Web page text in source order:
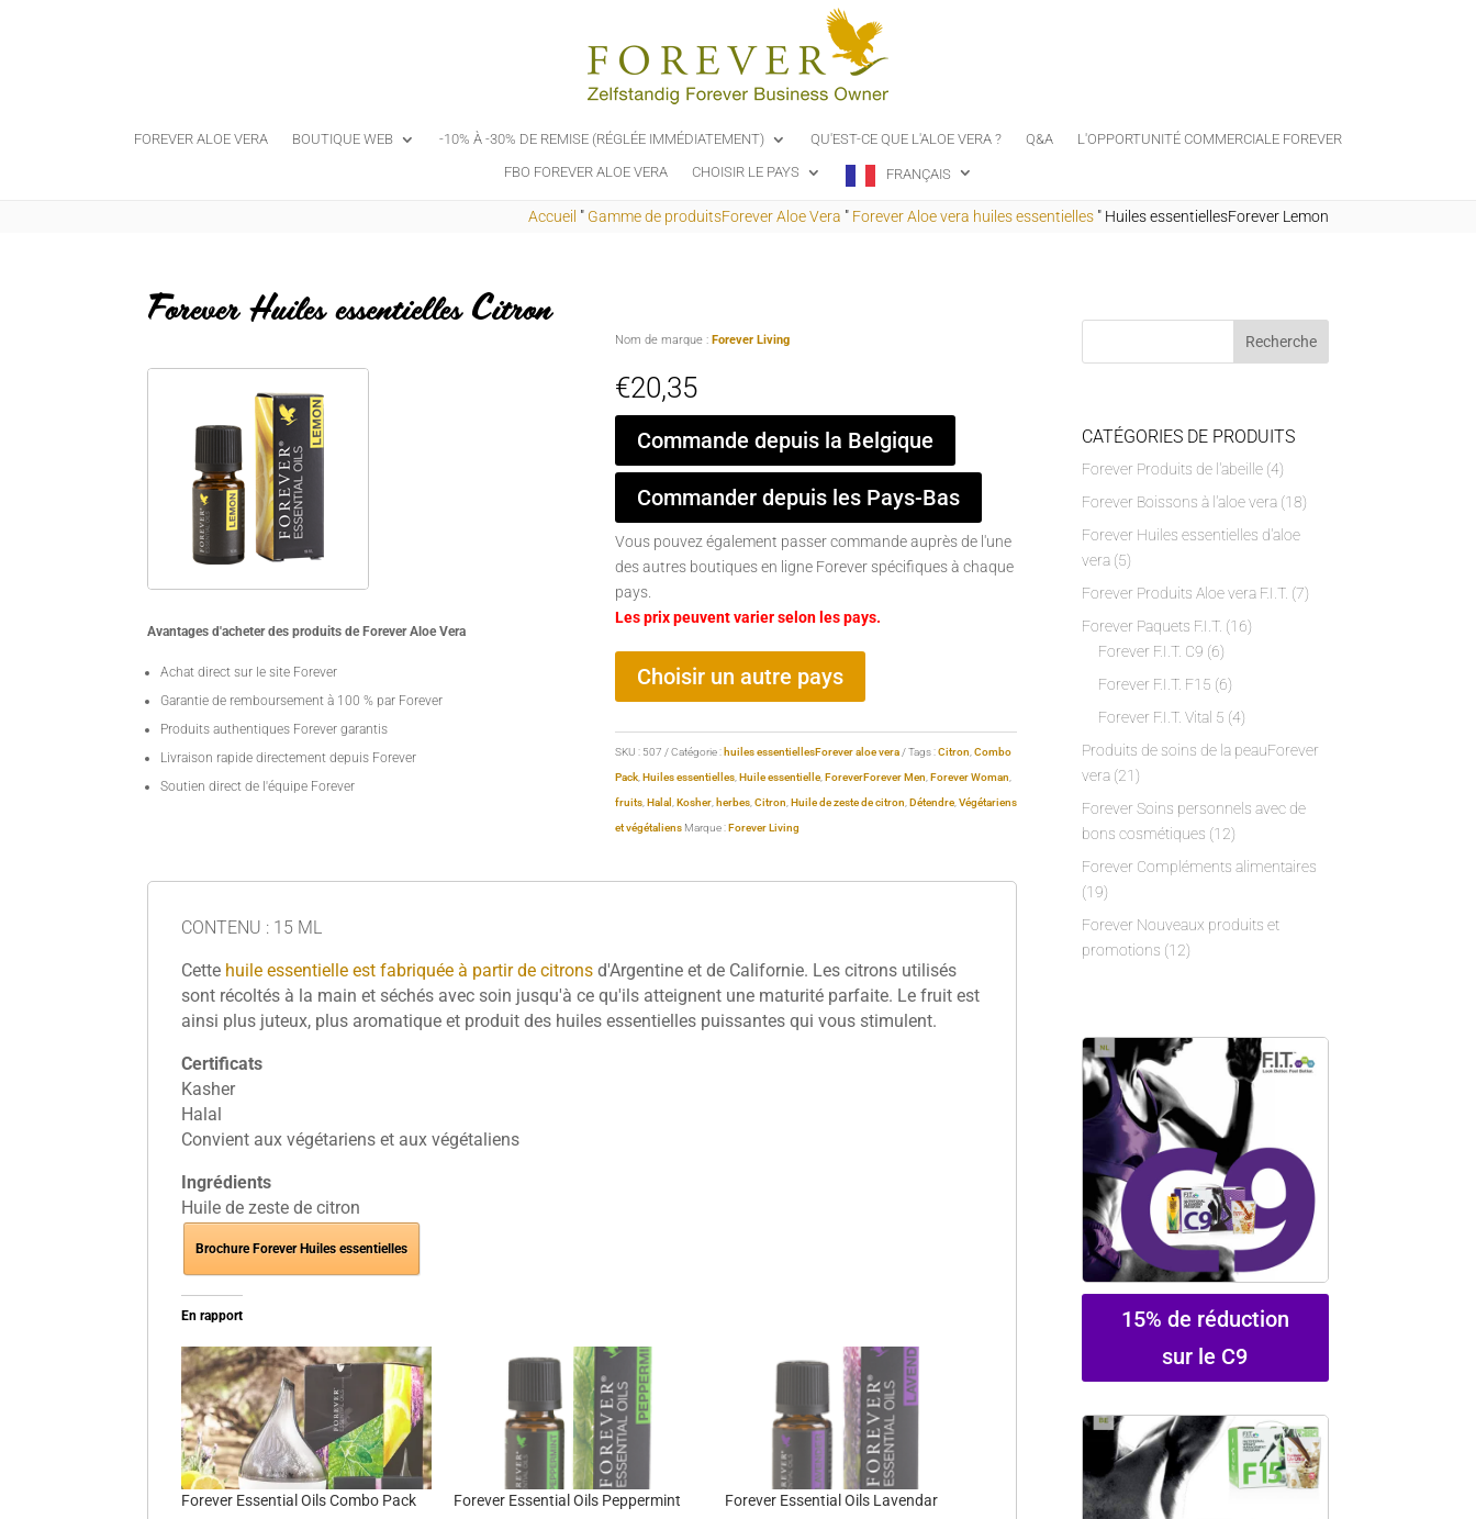
FOREVER ALOE VERA BOUTIQUE WEB -10% À -30% DE REMISE (RÉGLÉE IMMÉDIATEMENT) QU'EST-CE QUE L'ALOE VERA ? Q&A
L'OPPORTUNITÉ COMMERCIALE FOREVER
FBO FOREVER ALOE VERA
CHOISIR LE PAYS FRANÇAIS
Accueil " Gamme de produitsForever Aloe Vera " Forever Aloe vera huiles essentielles" Huiles essentiellesForever Lemon
Forever Huiles essentielles Citron
Avantages d'acheter des produits de Forever Aloe Vera
Achat direct sur le site Forever
Garantie de remboursement à 100 % par Forever
Produits authentiques Forever garantis
Livraison rapide directement depuis Forever
Soutien direct de l'équipe Forever
Nom de marque : Forever Living
€20,35
Commande depuis la Belgique
Commander depuis les Pays-Bas
Vous pouvez également passer commande auprès de l'une
des autres boutiques en ligne Forever spécifiques à chaque
pays.
Les prix peuvent varier selon les pays.
Choisir un autre pays
SKU : 507 Catégorie : huiles essentiellesForever aloe vera Tags :Citron,Combo
Pack, Huiles essentielles, Huile essentielle, ForeverForever Men, Forever Woman,
fruits, Halal , Kosher, herbes,Citron, Huile de zeste de citron, Détendre,Végétariens
et végétaliens Marque : Forever Living
CONTENU : 15 ML
Cette huile essentielle est fabriquée à partir de citrons d'Argentine et de Californie. Les citrons utilisés
sont récoltés à la main et séchés avec soin jusqu'à ce qu'ils atteignent une maturité parfaite. Le fruit est
ainsi plus juteux, plus aromatique et produit des huiles essentielles puissantes qui vous stimulent.
Certificats
Kasher
Halal
Convient aux végétariens et aux végétaliens
Ingrédients
Huile de zeste de citron
Brochure Forever Huiles essentielles
En rapport
Forever Essential Oils Combo Pack
Forever Essential Oils Peppermint
Forever Essential Oils Lavendar
CATÉGORIES DE PRODUITS
Forever Produits de l'abeille (4)
Forever Boissons à l'aloe vera (18)
Forever Huiles essentielles d'aloe
vera (5)
Forever Produits Aloe vera F.I.T. (7)
Forever Paquets F.I.T. (16)
Forever F.I.T. C9 (6)
Forever F.I.T. F15 (6)
Forever F.I.T. Vital 5 (4)
Produits de soins de la peauForever
vera (21)
Forever Soins personnels avec de
bons cosmétiques (12)
Forever Compléments alimentaires
(19)
Forever Nouveaux produits et
promotions (12)
15% de réduction
sur le C9